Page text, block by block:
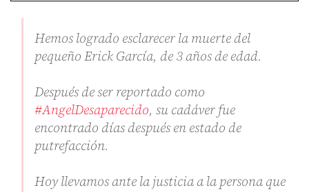
Hemos logrado esclarecer la muerte del
pequeño Erick García, de 3 años de edad.
Después de ser reportado como
#AngelDesaparecido, su cadáver fue
encontrado días después en estado de
putrefacción.
Hoy llevamos ante la justicia a la persona que